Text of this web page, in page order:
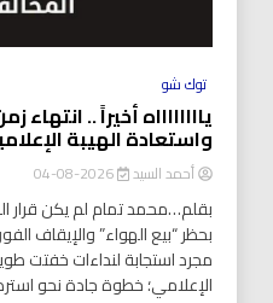
توك شو
يااااااااه أخيراً ..
واستعادة الهيبة
أحمد السيد 2026-08-04
بقلم…محمد تمام لم يكن قرار
بحظر “بيع الهواء” والإيقاف
مجرد استجابة لنداءات خفتت
الإعلامي؛ خطوة جادة نحو